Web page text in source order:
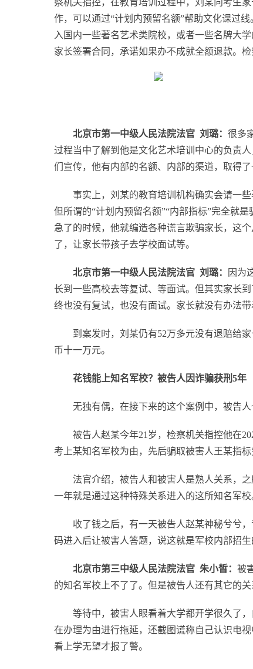
察机关指控，在教育培训过程中，刘某向考生
作，可以通过“计划内预留名额”帮助文化课过
入国内一些著名艺术类院校，或者一些名牌大
家长签署合同，承诺如果办不成就全额退款。
北京市第一中级人民法院法官 刘璐： 很多
过程当中了解到他是文化艺术培训中心的负责
们宣传，他有内部的名额、内部的渠道，取得了
事实上，刘某的教育培训机构确实会请一
但所谓的“计划内预留名额”“内部指标”完全就
急了的时候，他就编造各种谎言欺骗家长，这
了，让家长带孩子去学校面试等。
北京市第一中级人民法院法官 刘璐：
因为
长到一些高校去等复试、等面试。但其实家长
终也没有复试，也没有面试。家长就没有办法带
到案发时，刘某仍有52万多元没有退赔给
币十一万元。
花钱能上知名军校？被告人因诈骗获刑5年
无独有偶，在接下来的这个案例中，被告
被告人赵某今年21岁，检察机关指控他在
考上某知名军校为由，先后骗取被害人王某指
法官介绍，被告人和被害人是熟人关系，
一年就是通过这种特殊关系进入的这所知名军校
收了钱之后，有一天被告人赵某神秘兮兮
码进入后让被害人答题，说这就是军校内部招生
北京市第三中级人民法院法官 朱小皙： 被
的知名军校上不了了。但是被告人还有其它的关
等待中，被害人眼看着大学都开学很久了
在办理为由进行拖延，还截图谎称自己认识电
看上学无望才报了警。